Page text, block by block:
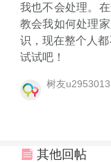
我也不会处理。
教会我如何处理
识，现在整个人
试试吧！
树友
其他回帖